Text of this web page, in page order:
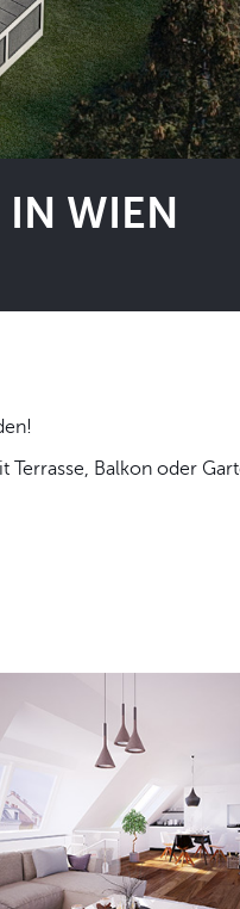
IN WIEN
würden!
Balkon oder